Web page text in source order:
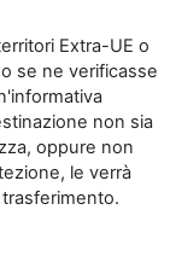
Extra-UE o
se ne verificasse
non sia
oppure non
le verrà